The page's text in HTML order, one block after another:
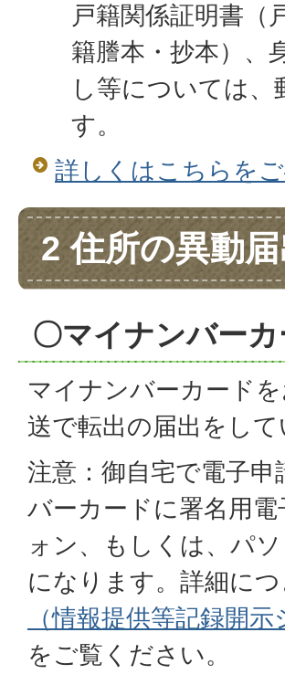
戸籍関係証明書（
籍謄本・抄本）、
し等については
す。
詳しくはこちらを
2 住所の異動届
〇マイナンバー
マイナンバーカード
送で転出の届出をし
注意：御自宅で電子
バーカードに署名用
ォン、もしくは、パ
になります。詳細に
（情報提供等記録開示
をご覧ください。